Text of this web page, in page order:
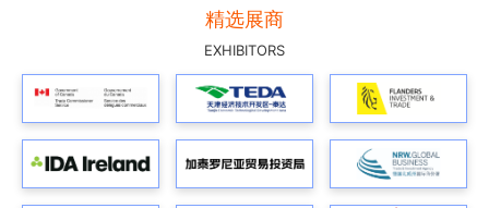
精选展商
EXHIBITORS